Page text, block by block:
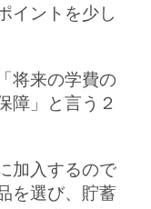
イントを少し
将来の学費の
障」と言う２
加入するので
を選び、貯蓄